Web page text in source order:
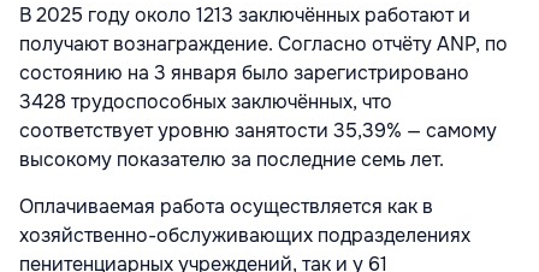
В 2025 году около 1213 заключённых работают и
получают вознаграждение. Согласно отчёту ANP, по
состоянию на 3 января было зарегистрировано
3428 трудоспособных заключённых, что
соответствует уровню занятости 35,39% — самому
высокому показателю за последние семь лет.
Оплачиваемая работа осуществляется как в
хозяйственно-обслуживающих подразделениях
пенитенциарных учреждений, так и у 61